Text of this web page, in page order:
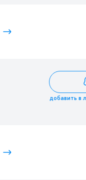
—
79 990
добавить в